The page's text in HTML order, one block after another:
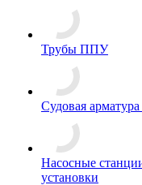
Трубы ППУ
Судовая арматура
Насосные
установки